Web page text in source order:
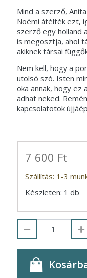
Mind a szerző,
Noémi átélték ezt,
szerző egy holland
is megosztja, ahol
akiknek társai
Nem kell, hogy a
utolsó szó. Isten
oka annak, hogy
adhat neked.
kapcsolatotok
7 600 Ft
Szállítás: 1-3
Készleten: 1 db